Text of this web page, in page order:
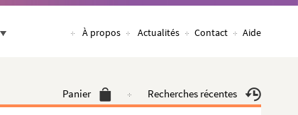
À propos Actualités Contact Aide
Panier Recherches récentes